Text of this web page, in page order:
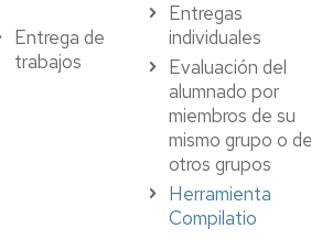
Entrega de
trabajos
Entregas
individuales
Evaluación del
alumnado por
miembros de su
mismo grupo o
otros grupos
Herramienta
Compilatio